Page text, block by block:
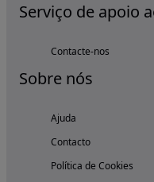
Serviço de apoio
Contacte-nos
Sobre nós
Ajuda
Contacto
Política de Cookies